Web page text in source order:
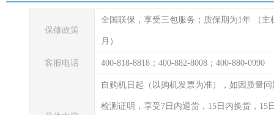
保修政策
全国联保，享受三包服务；质保期为1年 （
月）
客服电话 400-818-8818；400-882-8008；400-880-0990
自购机日起（以购机发票为准），如因质量
检测证明，享受7日内退货，15日内换货，